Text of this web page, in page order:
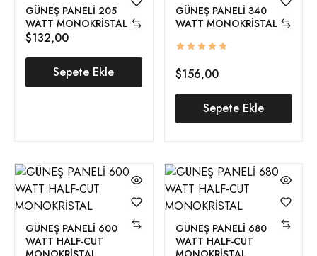
GÜNEŞ PANELİ 205
WATT MONOKRİSTAL
$132,00
Sepete Ekle
GÜNEŞ PANELİ 340
WATT MONOKRİSTAL
$156,00
Sepete Ekle
GÜNEŞ PANELİ 600
WATT HALF-CUT
GÜNEŞ PANELİ 680
WATT HALF-CUT